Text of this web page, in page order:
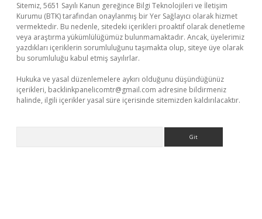
Sitemiz, 5651 Sayılı Kanun gereğince Bilgi Teknolojileri ve İletişim
Kurumu (BTK) tarafından onaylanmış bir Yer Sağlayıcı olarak hizmet
vermektedir. Bu nedenle, sitedeki içerikleri proaktif olarak denetleme
veya araştırma yükümlülüğümüz bulunmamaktadır. Ancak, üyelerimiz
yazdıkları içeriklerin sorumluluğunu taşımakta olup, siteye üye olarak
bu sorumluluğu kabul etmiş sayılırlar.
Hukuka ve yasal düzenlemelere aykırı olduğunu düşündüğünüz
içerikleri, backlinkpanelicomtr@gmail.com adresine bildirmeniz
halinde, ilgili içerikler yasal süre içerisinde sitemizden kaldırılacaktır.